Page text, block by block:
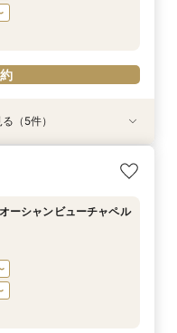
渾身の豪華フレンチ試食
華コース試食＆10大特典
なし」アップ額が少ない
ワンちゃんも一緒！貸切
相談会】スマホで簡単！
（5件）
ーシャンビューチャペル